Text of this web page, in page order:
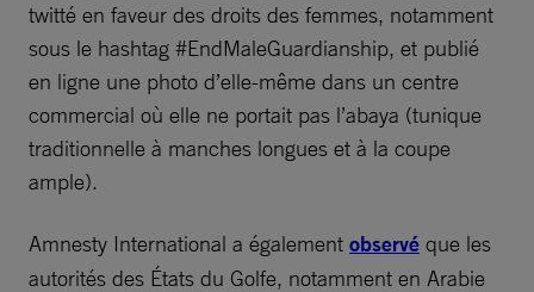
twitté en faveur des droits des femmes, notamment
sous le hashtag #EndMaleGuardianship, et publié
en ligne une photo d’elle-même dans un centre
commercial où elle ne portait pas l’abaya (tunique
traditionnelle à manches longues et à la coupe
ample).
Amnesty International a également observé que les
autorités des États du Golfe, notamment en Arabie